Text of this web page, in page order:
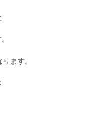
ます。